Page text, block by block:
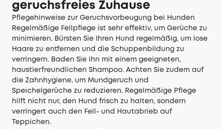
geruchsfreies Zuhause
Pflegehinweise zur Geruchsvorbeugung bei Hunden
Regelmäßige Fellpflege ist sehr effektiv, um Gerüche zu
minimieren. Bürsten Sie Ihren Hund regelmäßig, um lose
Haare zu entfernen und die Schuppenbildung zu
verringern. Baden Sie ihn mit einem geeigneten,
haustierfreundlichen Shampoo. Achten Sie zudem auf
die Zahnhygiene, um Mundgeruch und
Speichelgerüche zu reduzieren. Regelmäßige Pflege
hilft nicht nur, den Hund frisch zu halten, sondern
verringert auch den Fell- und Hautabrieb auf
Teppichen.